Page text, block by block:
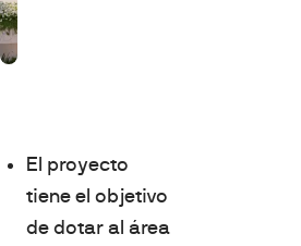
El proyecto
tiene el objetivo
de dotar al área